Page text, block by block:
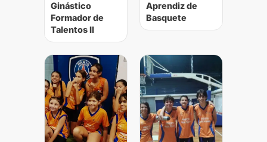
Ginástico
Formador de
Talentos II
Aprendiz de
Basquete